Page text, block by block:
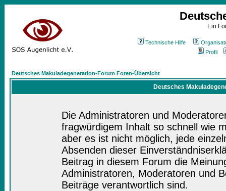
Ein
Technische Hilfe
Profil
Deutsches Makuladegeneration-Forum Foren-Übersicht
Deutsches
Die Administratoren und
fragwürdigem Inhalt so schnell wie
aber es ist nicht möglich, jede
Absenden dieser
Beitrag in diesem Forum die
Administratoren, Moderatoren und
Beiträge verantwortlich sind.